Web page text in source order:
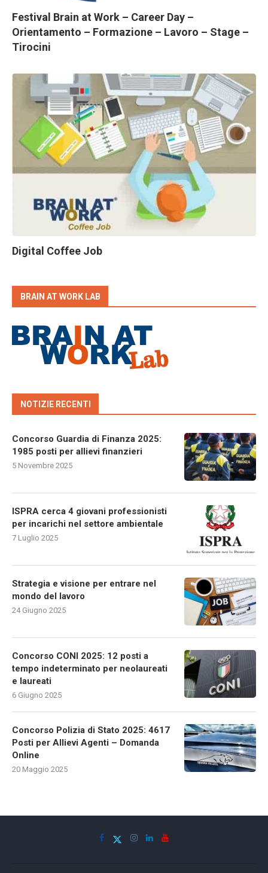
Festival Brain at Work – Career Day –
Orientamento – Formazione – Lavoro – Stage –
Tirocini
Digital Coffee Job
BRAIN AT WORK LAB
NOTIZIE RECENTI
Concorso Guardia di Finanza 2025:
1985 posti per allievi finanzieri
5 Novembre 2025
ISPRA cerca 4 giovani professionisti
per incarichi nel settore ambientale
7 Luglio 2025
Strategia e visione per entrare nel
mondo del lavoro
24 Giugno 2025
Concorso CONI 2025: 12 posti a
tempo indeterminato per neolaureati
e laureati
6 Giugno 2025
Concorso Polizia di Stato 2025: 4617
Posti per Allievi Agenti – Domanda
Online
20 Maggio 2025